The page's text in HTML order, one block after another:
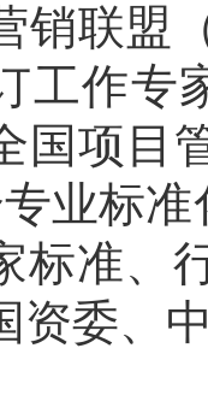
销联盟
工作专
国项目
业标
标准、
资委、